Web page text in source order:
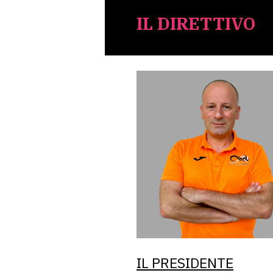
IL DIRETTIVO
IL PRESIDENTE